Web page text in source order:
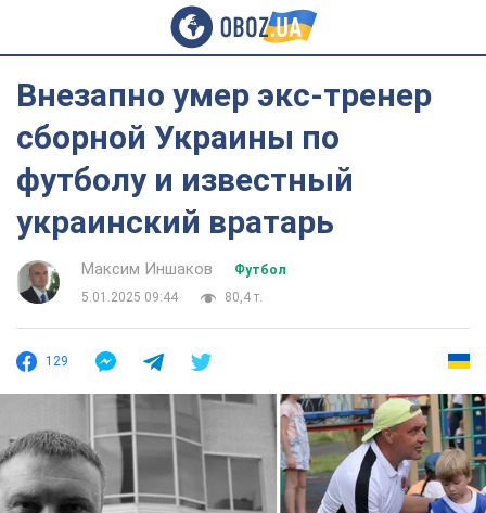
Внезапно умер экс-тренер
сборной Украины по
футболу и известный
украинский вратарь
Максим Иншаков
Футбол
5.01.2025 09:44
80,4 т.
129